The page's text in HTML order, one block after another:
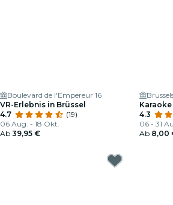
Boulevard de l'Empereur 16
VR-Erlebnis in Brüssel
4.7
(19)
06 Aug. - 18 Okt.
Ab 39,95 €
Karaoke
4.3
06 - 31
Ab 8,00